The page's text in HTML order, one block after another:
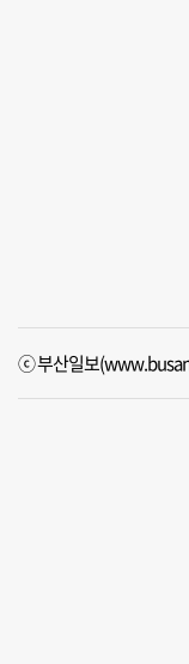
ⓒ 부산일보